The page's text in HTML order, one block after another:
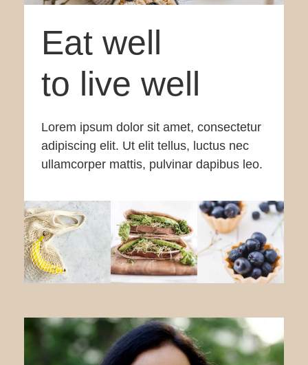
Eat well
to live well
Lorem ipsum dolor sit amet, consectetur
adipiscing elit. Ut elit tellus, luctus nec
ullamcorper mattis, pulvinar dapibus leo.